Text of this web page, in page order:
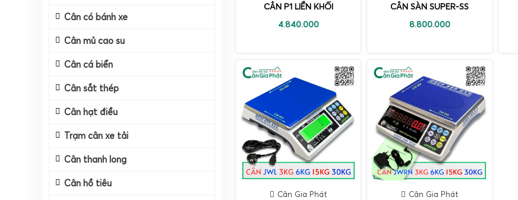
Cân có bánh xe
Cân mủ cao su
Cân cá biển
Cân sắt thép
Cân hạt điều
Trạm cân xe tải
Cân thanh long
Cân hồ tiêu
CÂN P1 LIỀN KHỐI
4.840.000
CÂN SÀN SUPER-SS
8.800.000
Cân Gia Phát Cân Gia Phát